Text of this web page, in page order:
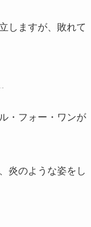
しますが、敗れて
・フォー・ワンが
炎のような姿をし